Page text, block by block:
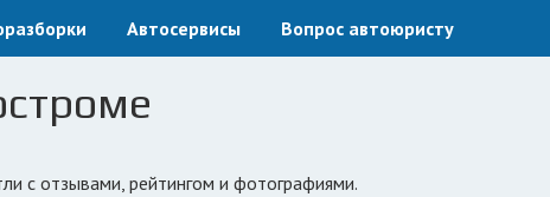
Автосервисы Вопрос автоюристу
с отзывами, рейтингом и фотографиями.